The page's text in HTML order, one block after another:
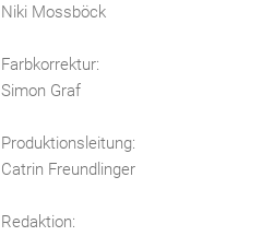
Niki Mossböck
Farbkorrektur:
Simon Graf
Produktionsleitung:
Catrin Freundlinger
Redaktion: